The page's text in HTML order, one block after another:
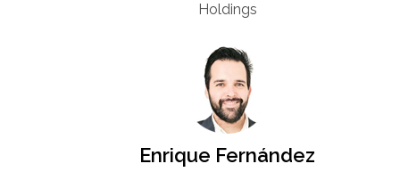
Holdings
Enrique Fernández